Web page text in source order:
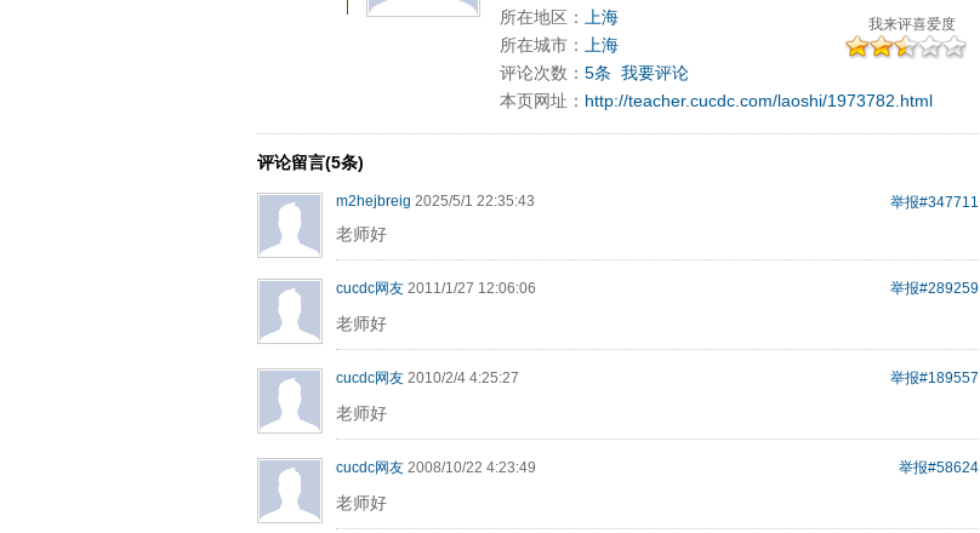
我来评喜爱度
所在地区：
上海
所在城市：
上海
评论次数： 5条 我要评论
本页网址： http://teacher.cucdc.com/laoshi/1973782.html
评论留言(5条)
举报#347711
m2hejbreig 2025/5/1 22:35:43
老师好
举报#289259
cucdc网友 2011/1/27 12:06:06
老师好
举报#189557
cucdc网友 2010/2/4 4:25:27
老师好
举报#58624
cucdc网友 2008/10/22 4:23:49
老师好